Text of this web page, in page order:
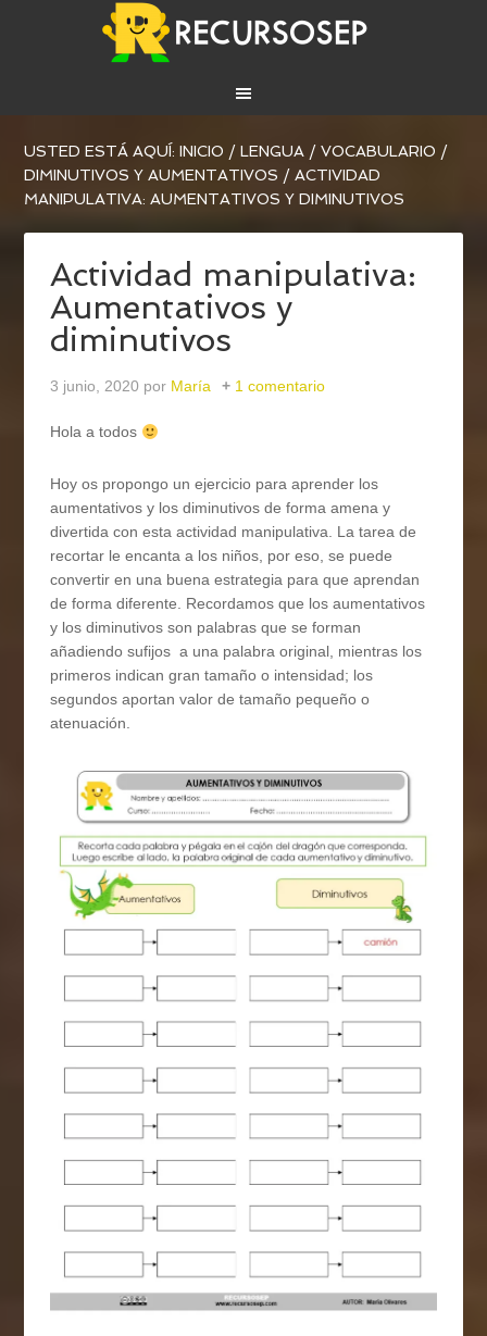
USTED ESTÁ AQUÍ:INICIO / LENGUA / VOCABULARIO /
DIMINUTIVOS Y AUMENTATIVOS / ACTIVIDAD
MANIPULATIVA: AUMENTATIVOS Y DIMINUTIVOS
Actividad manipulativa:
Aumentativos y
diminutivos
3 junio, 2020 por María 1 comentario
Hola a todos
Hoy os propongo un ejercicio para aprender los
aumentativos y los diminutivos de forma amena y
divertida con esta actividad manipulativa. La tarea de
recortar le encanta a los niños, por eso, se puede
convertir en una buena estrategia para que aprendan
de forma diferente. Recordamos que los aumentativos
y los diminutivos son palabras que se forman
añadiendo sufijos a una palabra original, mientras los
primeros indican gran tamaño o intensidad; los
segundos aportan valor de tamaño pequeño o
atenuación.